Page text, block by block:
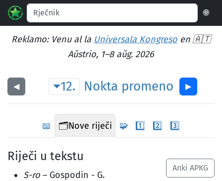
🌐
Reklamo: Venu al la Universala Kongreso en 🇦🇹
Aŭstrio, 1–8 aŭg. 2026
◀︎ 12. Nokta promeno ▶︎
📖 🗂️Nove riječi 🧩 1️⃣ 2️⃣ 3️⃣
Anki APKG
Riječi u tekstu
S-ro – Gospodin - G.